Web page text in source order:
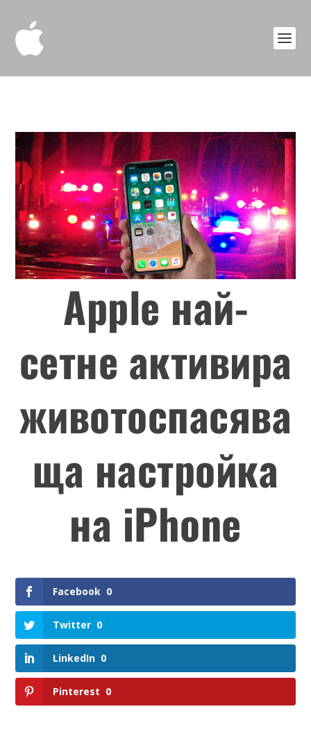
Apple най-
сетне активира
животоспасява
ща настройка
на iPhone
Facebook 0
Twitter 0
LinkedIn 0
Pinterest 0